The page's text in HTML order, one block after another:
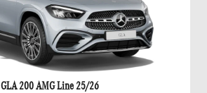
GLA 200 AMG Line 25/26